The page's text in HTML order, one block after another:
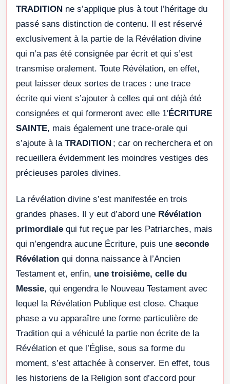
TRADITION ne s’applique plus à tout l’héritage du
passé sans distinction de contenu. Il est réservé
exclusivement à la partie de la Révélation divine
qui n’a pas été consignée par écrit et qui s’est
transmise oralement. Toute Révélation, en effet,
peut laisser deux sortes de traces : une trace
écrite qui vient s’ajouter à celles qui ont déjà été
consignées et qui formeront avec elle 1′ÉCRITURE
SAINTE, mais également une trace-orale qui
s’ajoute à la TRADITION ; car on recherchera et on
recueillera évidemment les moindres vestiges des
précieuses paroles divines.
La révélation divine s’est manifestée en trois
grandes phases. Il y eut d’abord une Révélation
primordiale qui fut reçue par les Patriarches, mais
qui n’engendra aucune Écriture, puis une seconde
Révélation qui donna naissance à l’Ancien
Testament et, enfin, une troisième, celle du
Messie, qui engendra le Nouveau Testament avec
lequel la Révélation Publique est close. Chaque
phase a vu apparaître une forme particulière de
Tradition qui a véhiculé la partie non écrite de la
Révélation et que l’Église, sous sa forme du
moment, s’est attachée à conserver. En effet, tous
les historiens de la Religion sont d’accord pour